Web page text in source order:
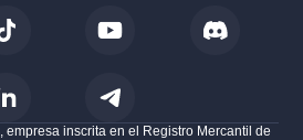
empresa inscrita en el Registro Mercantil de